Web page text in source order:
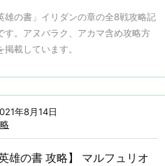
雄の書」イリダンの章の全8戦攻略記
す。アヌバラク、アカマ含め攻略方
掲載しています。
年8月14日
英雄の書 攻略】 マルフュリオ